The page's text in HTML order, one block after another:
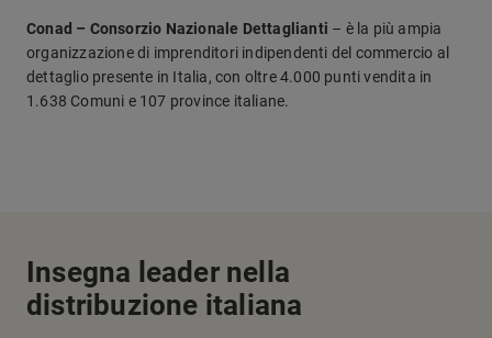
Conad – Consorzio Nazionale Dettaglianti – è la più ampia
organizzazione di imprenditori indipendenti del commercio al
dettaglio presente in Italia, con oltre 4.000 punti vendita in
1.638 Comuni e 107 province italiane.
Insegna leader nella
distribuzione italiana